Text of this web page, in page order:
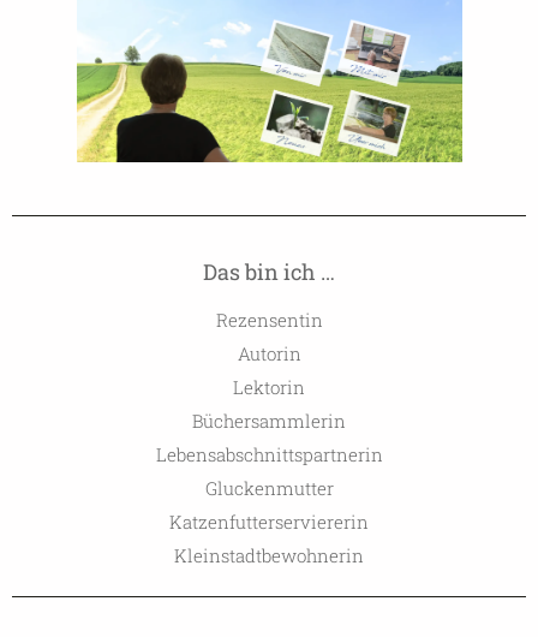
Das bin ich …
Rezensentin
Autorin
Lektorin
Büchersammlerin
Lebensabschnittspartnerin
Gluckenmutter
Katzenfutterserviererin
Kleinstadtbewohnerin